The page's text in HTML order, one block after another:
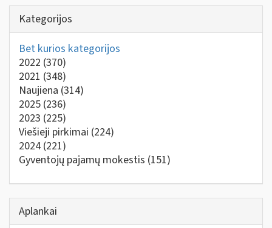
Kategorijos
Bet kurios kategorijos
2022 (370)
2021 (348)
Naujiena (314)
2025 (236)
2023 (225)
Viešieji pirkimai (224)
2024 (221)
Gyventojų pajamų mokestis (151)
Aplankai